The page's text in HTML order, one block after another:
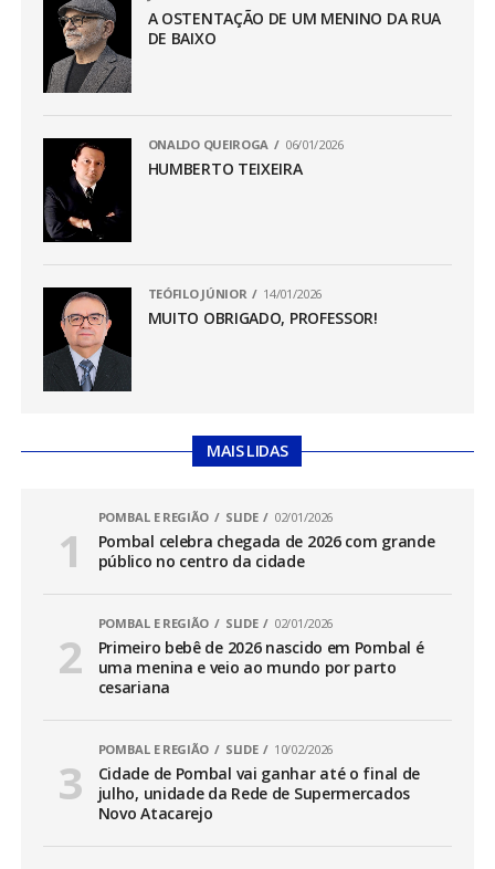
A OSTENTAÇÃO DE UM MENINO DA RUA
DE BAIXO
ONALDO QUEIROGA 06/01/2026
HUMBERTO TEIXEIRA
TEÓFILO JÚNIOR 14/01/2026
MUITO OBRIGADO, PROFESSOR!
MAIS LIDAS
POMBAL E REGIÃO SLIDE 02/01/2026
Pombal celebra chegada de 2026 com grande
público no centro da cidade
POMBAL E REGIÃO SLIDE 02/01/2026
Primeiro bebê de 2026 nascido em Pombal é
uma menina e veio ao mundo por parto
cesariana
POMBAL E REGIÃO SLIDE 10/02/2026
Cidade de Pombal vai ganhar até o final de
julho, unidade da Rede de Supermercados
Novo Atacarejo